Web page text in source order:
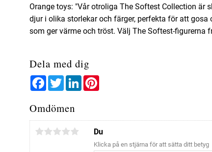
Orange toys: "Vår otroliga The Softest Collection
djur i olika storlekar och färger, perfekta för att
som ger värme och tröst. Välj The Softest-figurerna
Dela med dig
FacebookTwitterLinkedIn
Omdömen
Du
Klicka på en stjärna för att sätta ditt betyg